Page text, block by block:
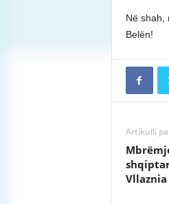
Në shah,
Belën!
Artikulli